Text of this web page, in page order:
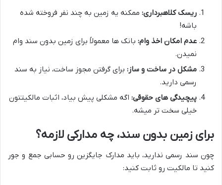
ریسک کلاهبرداری: ممکنه یه زمین به چند نفر فروخته شده
باشه!
عدم امکان اخذ وام: بانک ها معمولاً برای زمین بدون سند وام
نمیدن.
مشکل در ساخت و ساز: برای گرفتن مجوز ساخت، نیاز به سند
رسمی دارید.
پیچیدگی های حقوقی: اگه مشکلی پیش بیاد، اثبات مالکیتتون
خیلی سخت تر میشه.
برای زمین بدون سند، چه مدارکی لازمه؟
چون سند رسمی ندارید، باید مدارک جایگزین رو حسابی جمع و جور
کنید تا مالکیت رو ثابت کنید: